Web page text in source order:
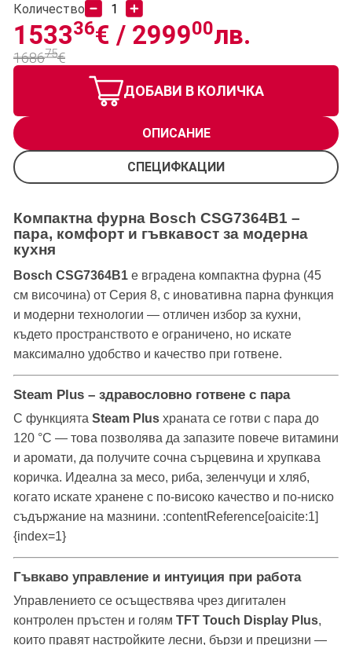
Количество
153336€ / 299900лв.
168675€
ДОБАВИ В КОЛИЧКА
ОПИСАНИЕ
СПЕЦИФКАЦИИ
Компактна фурна Bosch CSG7364B1 –
пара, комфорт и гъвкавост за модерна
кухня
Bosch CSG7364B1 е вградена компактна фурна (45
см височина) от Серия 8, с иновативна парна функция
и модерни технологии — отличен избор за кухни,
където пространството е ограничено, но искате
максимално удобство и качество при готвене.
Steam Plus – здравословно готвене с пара
С функцията Steam Plus храната се готви с пара до
120 °C — това позволява да запазите повече витамини
и аромати, да получите сочна сърцевина и хрупкава
коричка. Идеална за месо, риба, зеленчуци и хляб,
когато искате хранене с по-високо качество и по-ниско
съдържание на мазнини. :contentReference[oaicite:1]
{index=1}
Гъвкаво управление и интуиция при работа
Управлението се осъществява чрез дигитален
контролен пръстен и голям TFT Touch Display Plus,
които правят настройките лесни, бързи и прецизни —